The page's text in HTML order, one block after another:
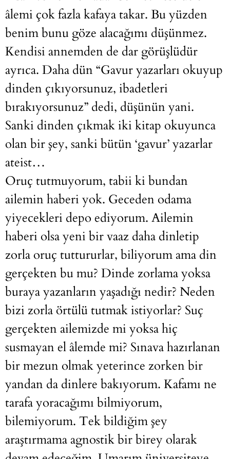
âlemi çok fazla kafaya takar. Bu yüzden
benim bunu göze alacağımı düşünmez.
Kendisi annemden de dar görüşlüdür
ayrıca. Daha dün “Gavur yazarları okuyup
dinden çıkıyorsunuz, ibadetleri
bırakıyorsunuz” dedi, düşünün yani.
Sanki dinden çıkmak iki kitap okuyunca
olan bir şey, sanki bütün ‘gavur’ yazarlar
ateist…
Oruç tutmuyorum, tabii ki bundan
ailemin haberi yok. Geceden odama
yiyecekleri depo ediyorum. Ailemin
haberi olsa yeni bir vaaz daha dinletip
zorla oruç tuttururlar, biliyorum ama din
gerçekten bu mu? Dinde zorlama yoksa
buraya yazanların yaşadığı nedir? Neden
bizi zorla örtülü tutmak istiyorlar? Suç
gerçekten ailemizde mi yoksa hiç
susmayan el âlemde mi? Sınava hazırlanan
bir mezun olmak yeterince zorken bir
yandan da dinlere bakıyorum. Kafamı ne
tarafa yoracağımı bilmiyorum,
bilemiyorum. Tek bildiğim şey
araştırmama agnostik bir birey olarak